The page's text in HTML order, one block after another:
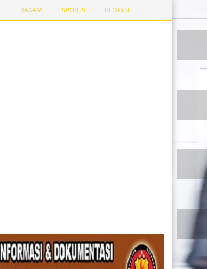
RAGAM SPORTS REDAKSI